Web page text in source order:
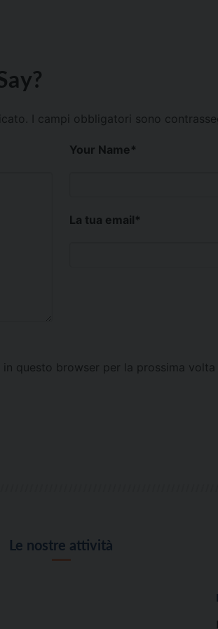
I campi obbligatori sono
Your Name*
La tua email*
questo browser per la prossima
Le nostre attività